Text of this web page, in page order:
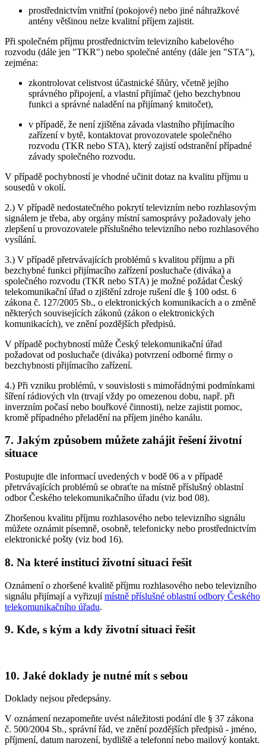
prostřednictvím vnitřní (pokojové) nebo jiné náhražkové
antény většinou nelze kvalitní příjem zajistit.
Při společném příjmu prostřednictvím televizního kabelového
rozvodu (dále jen "TKR") nebo společné antény (dále jen "STA"),
zejména:
zkontrolovat celistvost účastnické šňůry, včetně jejího
správného připojení, a vlastní přijímač (jeho bezchybnou
funkci a správné naladění na přijímaný kmitočet),
v případě, že není zjištěna závada vlastního přijímacího
zařízení v bytě, kontaktovat provozovatele společného
rozvodu (TKR nebo STA), který zajistí odstranění případné
závady společného rozvodu.
V případě pochybností je vhodné učinit dotaz na kvalitu příjmu u
sousedů v okolí.
2.) V případě nedostatečného pokrytí televizním nebo rozhlasovým
signálem je třeba, aby orgány místní samosprávy požadovaly jeho
zlepšení u provozovatele příslušného televizního nebo rozhlasového
vysílání.
3.) V případě přetrvávajících problémů s kvalitou příjmu a při
bezchybné funkci přijímacího zařízení posluchače (diváka) a
společného rozvodu (TKR nebo STA) je možné požádat Český
telekomunikační úřad o zjištění zdroje rušení dle § 100 odst. 6
zákona č. 127/2005 Sb., o elektronických komunikacích a o změně
některých souvisejících zákonů (zákon o elektronických
komunikacích), ve znění pozdějších předpisů.
V případě pochybností může Český telekomunikační úřad
požadovat od posluchače (diváka) potvrzení odborné firmy o
bezchybnosti přijímacího zařízení.
4.) Při vzniku problémů, v souvislosti s mimořádnými podmínkami
šíření rádiových vln (trvají vždy po omezenou dobu, např. při
inverzním počasí nebo bouřkové činnosti), nelze zajistit pomoc,
kromě případného přeladění na příjem jiného kanálu.
7. Jakým způsobem můžete zahájit řešení životní
situace
Postupujte dle informací uvedených v bodě 06 a v případě
přetrvávajících problémů se obraťte na místně příslušný oblastní
odbor Českého telekomunikačního úřadu (viz bod 08).
Zhoršenou kvalitu příjmu rozhlasového nebo televizního signálu
můžete oznámit písemně, osobně, telefonicky nebo prostřednictvím
elektronické pošty (viz bod 16).
8. Na které instituci životní situaci řešit
Oznámení o zhoršené kvalitě příjmu rozhlasového nebo televizního
signálu přijímají a vyřizujímístně příslušné oblastní odbory Českého
telekomunikačního úřadu.
9. Kde, s kým a kdy životní situaci řešit
10. Jaké doklady je nutné mít s sebou
Doklady nejsou předepsány.
V oznámení nezapomeňte uvést náležitosti podání dle § 37 zákona
č. 500/2004 Sb., správní řád, ve znění pozdějších předpisů - jméno,
příjmení, datum narození, bydliště a telefonní nebo mailový kontakt.